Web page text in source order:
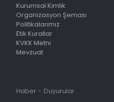
Kurumsal Kimlik
Organizasyon Şeması
Politikalarımız
Etik Kurallar
KVKK Metni
Mevzuat
Haber - Duyurular